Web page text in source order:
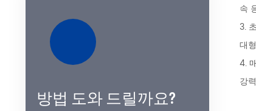
방법 도와 드릴까요?
속
3.
대
4.
강